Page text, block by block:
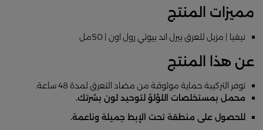
مميزات المنتج
نيفيا | مزيل للعرق بيرل اند بيوتي رول اون | 50مل
عن هذا المنتج
توفر التركيبة حماية موثوقة من مضاد التعرق لمدة 48 ساعة.
محمل بمستخلصات اللؤلؤ لتوحيد لون بشرتك.
للحصول على منطقة تحت الإبط جميلة وناعمة.